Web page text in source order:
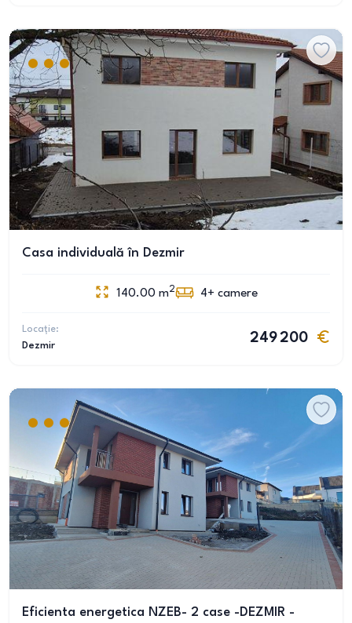
Casa individuală în Dezmir
140.00 m2 4+ camere
Locație:
Dezmir
249 200
Eficienta energetica NZEB- 2 case -DEZMIR -